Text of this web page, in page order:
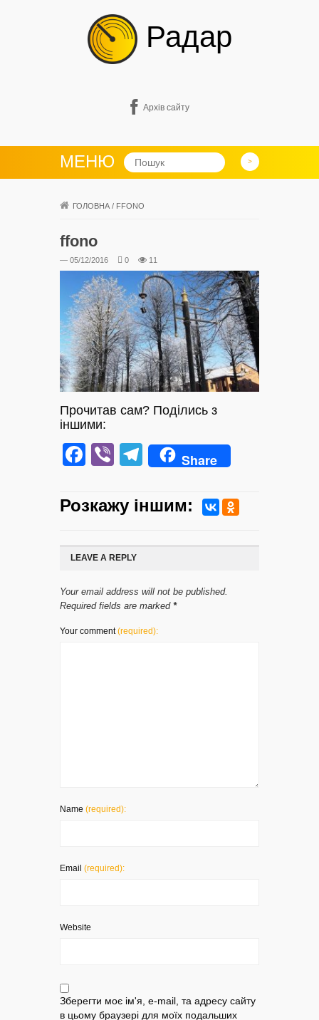
Радар
Архів сайту
МЕНЮ
ГОЛОВНА / FFONO
ffono
— 05/12/2016 0 11
Прочитав сам? Поділись з
іншими:
Facebook
ViberTelegram
Share
Розкажу iншим:
LEAVE A REPLY
Your email address will not be published.
Required fields are marked *
Your comment(required):
Name (required):
Email (required):
Website
Зберегти моє ім'я, e-mail, та адресу сайту
в цьому браузері для моїх подальших